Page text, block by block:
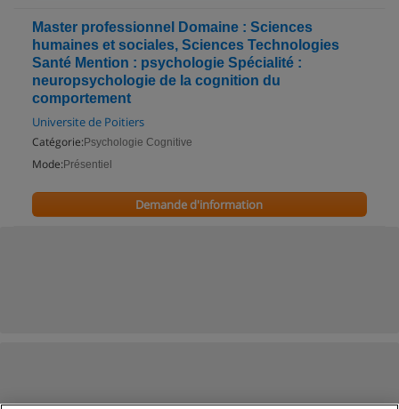
Master professionnel Domaine : Sciences
humaines et sociales, Sciences Technologies
Santé Mention : psychologie Spécialité :
neuropsychologie de la cognition du
comportement
Universite de Poitiers
Catégorie: Psychologie Cognitive
Mode: Présentiel
Demande d'information